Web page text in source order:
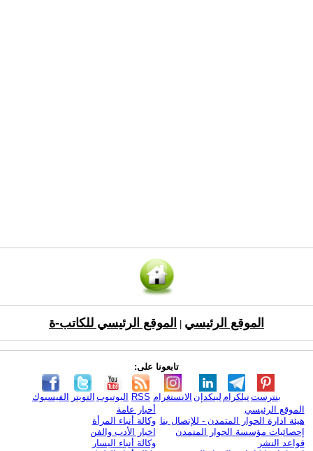
الموقع الرئيسي الموقع الرئيسي للكاتب-ة
تابعونا على:
الفيسبوك التويتر اليوتيوب RSS الانستغرام لينكدإن تيلكرامبنترست
الموقع الرئيسي
هيئة ادارة الحوار المتمدن - للإتصال بنا
إحصائيات مؤسسة الحوار المتمدن
قواعد النشر
أخبار عامة
وكالة أنباء المرأة
اخبار الأدب والفن
وكالة أنباء اليسار